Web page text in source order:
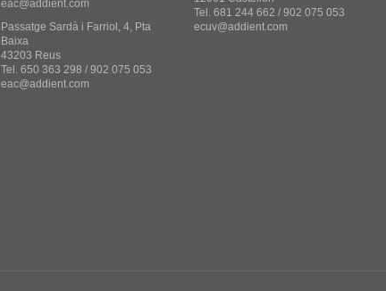
eac@addient.com
Passatge Sardà i Farriol, 4, Pta
Baixa
43203 Reus
Tel. 650 363 298 / 902 075 053
eac@addient.com
Tel. 681 244 662 / 902 075 053
ecuv@addient.com